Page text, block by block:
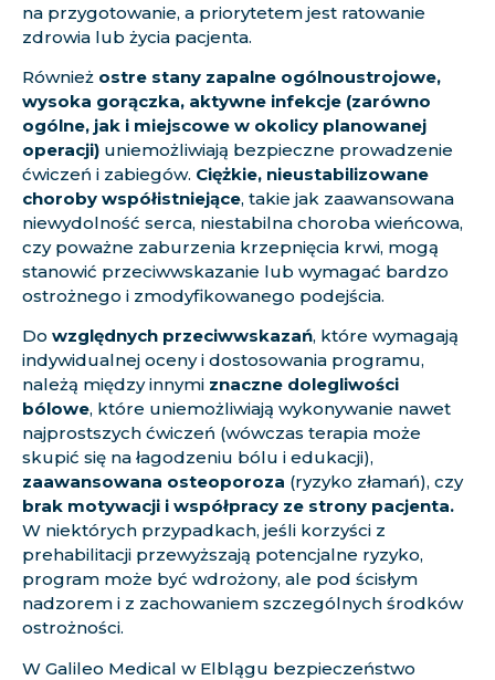
na przygotowanie, a priorytetem jest ratowanie
zdrowia lub życia pacjenta.
Również ostre stany zapalne ogólnoustrojowe,
wysoka gorączka, aktywne infekcje (zarówno
ogólne, jak i miejscowe w okolicy planowanej
operacji) uniemożliwiają bezpieczne prowadzenie
ćwiczeń i zabiegów. Ciężkie, nieustabilizowane
choroby współistniejące, takie jak zaawansowana
niewydolność serca, niestabilna choroba wieńcowa,
czy poważne zaburzenia krzepnięcia krwi, mogą
stanowić przeciwwskazanie lub wymagać bardzo
ostrożnego i zmodyfikowanego podejścia.
Do względnych przeciwwskazań, które wymagają
indywidualnej oceny i dostosowania programu,
należą między innymi znaczne dolegliwości
bólowe, które uniemożliwiają wykonywanie nawet
najprostszych ćwiczeń (wówczas terapia może
skupić się na łagodzeniu bólu i edukacji),
zaawansowana osteoporoza (ryzyko złamań), czy
brak motywacji i współpracy ze strony pacjenta.
W niektórych przypadkach, jeśli korzyści z
prehabilitacji przewyższają potencjalne ryzyko,
program może być wdrożony, ale pod ścisłym
nadzorem i z zachowaniem szczególnych środków
ostrożności.
W Galileo Medical w Elblągu bezpieczeństwo